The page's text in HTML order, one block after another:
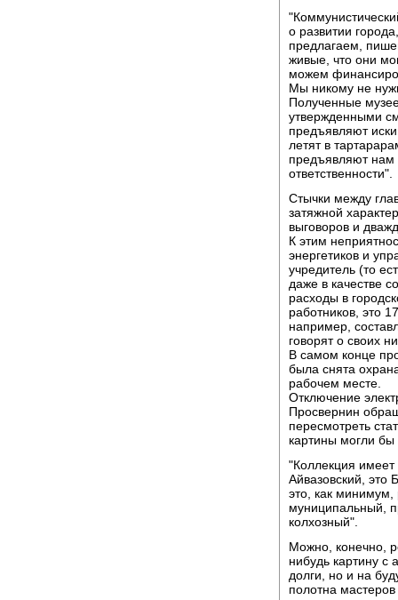
о развитии
предлагаем,
живые, что они
можем
Мы никому не
Полученные
утвержденными
предъявляют
летят в
предъявляют нам
ответственности".
Стычки между
затяжной
выговоров и
К этим
энергетиков и
учредитель (то
даже в качестве
расходы в
работников, это
например,
говорят о своих
В самом конце
была снята
рабочем месте.
Отключение
Просвернин
пересмотреть
картины могли бы
"Коллекция
Айвазовский, это
это, как
муниципальный,
колхозный".
Можно, конечно,
нибудь картину с
долги, но и на
полотна